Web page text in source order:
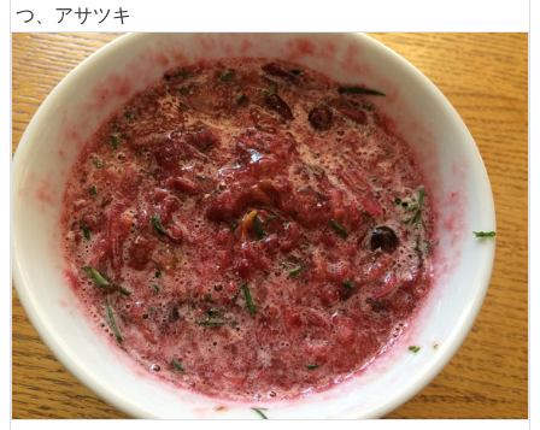
つ、アサツキ